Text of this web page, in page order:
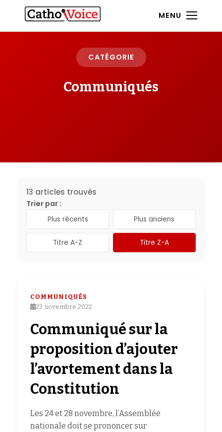
MENU
CATÉGORIE
Communiqués
13 articles trouvés
Trier par :
Plus récents Plus anciens
Titre A-Z Titre Z-A
COMMUNIQUÉS
23 novembre 2022
Communiqué sur la
proposition d’ajouter
l’avortement dans la
Constitution
Les 24 et 28 novembre, l’Assemblée
nationale doit se prononcer sur